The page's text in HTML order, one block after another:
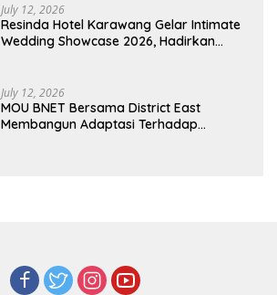
July 12, 2026
Resinda Hotel Karawang Gelar Intimate
Wedding Showcase 2026, Hadirkan
July 12, 2026
MOU BNET Bersama District East
Membangun Adaptasi Terhadap